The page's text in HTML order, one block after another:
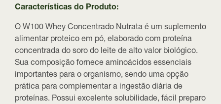
Características do Produto:
O W100 Whey Concentrado Nutrata é um suplemento
alimentar proteico em pó, elaborado com proteína
concentrada do soro do leite de alto valor biológico.
Sua composição fornece aminoácidos essenciais
importantes para o organismo, sendo uma opção
prática para complementar a ingestão diária de
proteínas. Possui excelente solubilidade, fácil preparo